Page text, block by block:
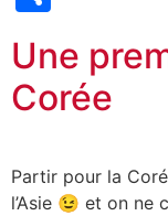
Une
Corée
Partir pour la
l’Asie 😉 et on ne